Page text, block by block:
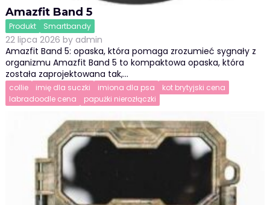
Amazfit Band 5
Produkt Smartbandy
22 lipca 2026 by admin
Amazfit Band 5: opaska, która pomaga zrozumieć sygnały z
organizmu Amazfit Band 5 to kompaktowa opaska, która
została zaprojektowana tak,…
collie imię dla suczki imiona dla psa
kot brytyjski cena
labradoodle cena
papużki nierozłączki